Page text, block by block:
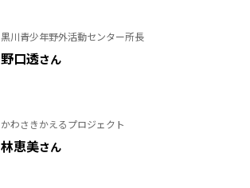
黒川青少年野外活動センター所長
野口透さん
かわさきかえるプロジェクト
林恵美さん